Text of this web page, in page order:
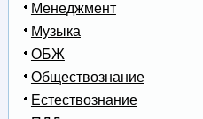
Менеджмент
Музыка
ОБЖ
Обществознание
Естествознание